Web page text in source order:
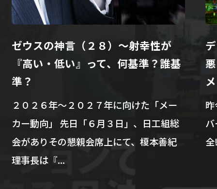
ゼウスの神言（２８）～射幸性が
『高い・低い』って、何基準？誰基
準？
２０２６年～２０２７年に向けた「メー
カー動向」 先日「６月３日」、日工組総
会がありその懇親会席上にて、榎本善紀
理事長は『...